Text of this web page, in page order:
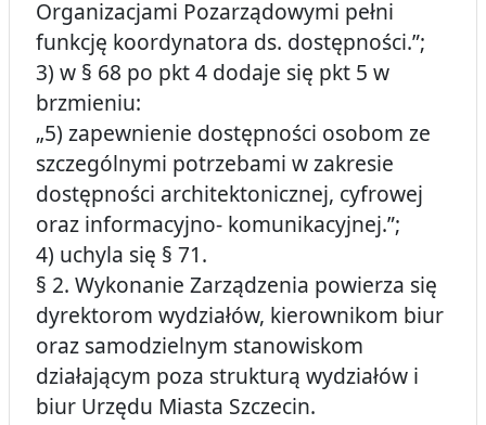
Organizacjami Pozarządowymi pełni
funkcję koordynatora ds. dostępności.”;
3) w § 68 po pkt 4 dodaje się pkt 5 w
brzmieniu:
„5) zapewnienie dostępności osobom ze
szczególnymi potrzebami w zakresie
dostępności architektonicznej, cyfrowej
oraz informacyjno- komunikacyjnej.”;
4) uchyla się § 71.
§ 2. Wykonanie Zarządzenia powierza się
dyrektorom wydziałów, kierownikom biur
oraz samodzielnym stanowiskom
działającym poza strukturą wydziałów i
biur Urzędu Miasta Szczecin.